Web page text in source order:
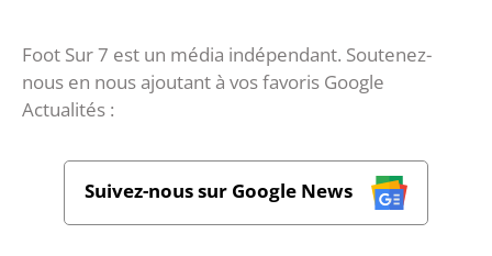
Foot Sur 7 est un média indépendant. Soutenez-
nous en nous ajoutant à vos favoris Google
Actualités :
Suivez-nous sur Google News